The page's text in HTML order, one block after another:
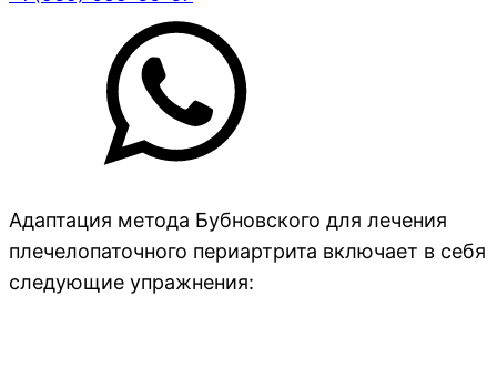
Адаптация метода Бубновского для лечения
плечелопаточного периартрита включает в себя
следующие упражнения: